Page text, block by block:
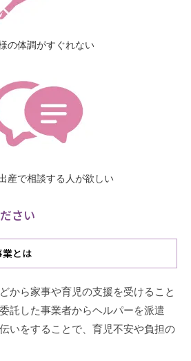
の体調がすぐれない
産で相談する人が欲しい
さい
業とは
から家事や育児の支援を受けること
託した事業者からヘルパーを派遣
いをすることで、育児不安や負担の